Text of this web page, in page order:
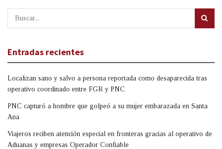
Entradas recientes
Localizan sano y salvo a persona reportada como desaparecida tras
operativo coordinado entre FGR y PNC
PNC capturó a hombre que golpeó a su mujer embarazada en Santa
Ana
Viajeros reciben atención especial en fronteras gracias al operativo de
Aduanas y empresas Operador Confiable